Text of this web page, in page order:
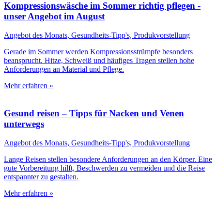
Kompressionswäsche im Sommer richtig pflegen -
unser Angebot im August
Angebot des Monats, Gesundheits-Tipp's, Produkvorstellung
Gerade im Sommer werden Kompressionsstrümpfe besonders
beansprucht. Hitze, Schweiß und häufiges Tragen stellen hohe
Anforderungen an Material und Pflege.
Mehr erfahren »
Gesund reisen – Tipps für Nacken und Venen
unterwegs
Angebot des Monats, Gesundheits-Tipp's, Produkvorstellung
Lange Reisen stellen besondere Anforderungen an den Körper. Eine
gute Vorbereitung hilft, Beschwerden zu vermeiden und die Reise
entspannter zu gestalten.
Mehr erfahren »